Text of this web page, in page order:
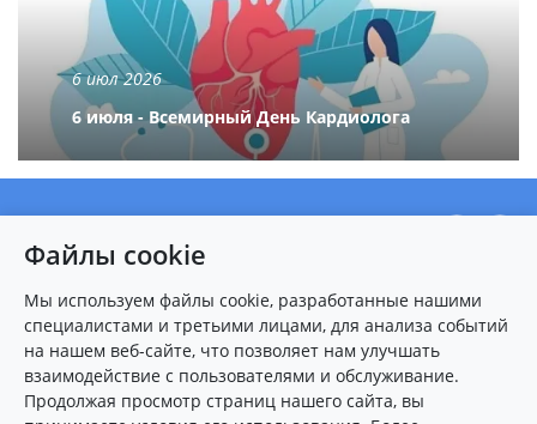
6 июл 2026
6 июля - Всемирный День Кардиолога
О центре
Новости
Пациентам
Карта сайта
Контакты
Файлы cookie
Мы используем файлы cookie, разработанные нашими
специалистами и третьими лицами, для анализа событий
на нашем веб-сайте, что позволяет нам улучшать
взаимодействие с пользователями и обслуживание.
Продолжая просмотр страниц нашего сайта, вы